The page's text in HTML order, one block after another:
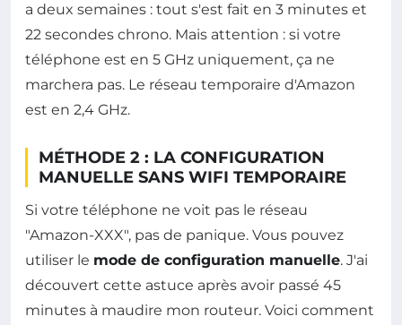
a deux semaines : tout s'est fait en 3 minutes et
22 secondes chrono. Mais attention : si votre
téléphone est en 5 GHz uniquement, ça ne
marchera pas. Le réseau temporaire d'Amazon
est en 2,4 GHz.
MÉTHODE 2 : LA CONFIGURATION
MANUELLE SANS WIFI TEMPORAIRE
Si votre téléphone ne voit pas le réseau
"Amazon-XXX", pas de panique. Vous pouvez
utiliser le mode de configuration manuelle. J'ai
découvert cette astuce après avoir passé 45
minutes à maudire mon routeur. Voici comment